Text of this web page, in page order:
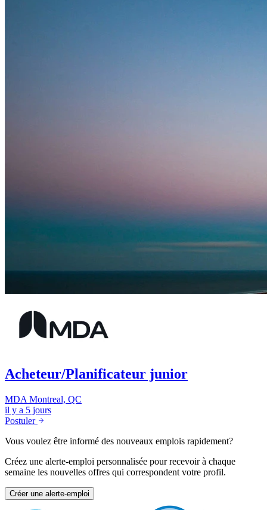
Acheteur/Planificateur junior
MDA Montreal, QC
il y a 5 jours
Postuler
Vous voulez être informé des nouveaux emplois rapidement?
Créez une alerte-emploi personnalisée pour recevoir à chaque
semaine les nouvelles offres qui correspondent votre profil.
Créer une alerte-emploi